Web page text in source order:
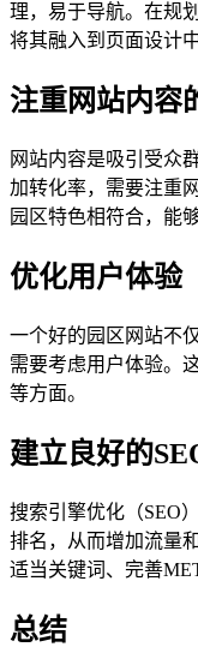
理，易于导航。在规
将其融入到页面设计中
注重网站内容
网站内容是吸引受众
加转化率，需要注重
园区特色相符合，能
优化用户体验
一个好的园区网站不
需要考虑用户体验。
等方面。
建立良好的
搜索引擎优化（SEO
排名，从而增加流量
适当关键词、完善
总结